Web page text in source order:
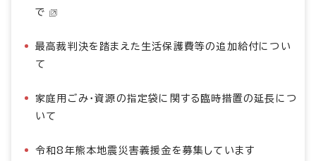
で
最高裁判決を踏まえた生活保護費等の追加給付につい
て
家庭用ごみ・資源の指定袋に関する臨時措置の延長につ
いて
令和8年熊本地震災害義援金を募集しています